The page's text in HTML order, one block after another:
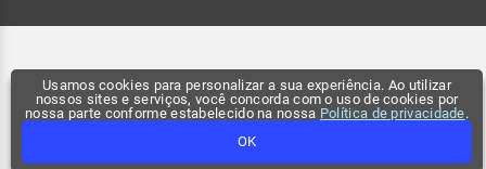
Usamos cookies para personalizar a sua experiência. Ao utilizar
nossos sites e serviços, você concorda com o uso de cookies por
nossa parte conforme estabelecido na nossa Política de privacidade.
OK